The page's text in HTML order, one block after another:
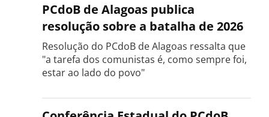
PCdoB de Alagoas publica
resolução sobre a batalha de 2026
Resolução do PCdoB de Alagoas ressalta que
"a tarefa dos comunistas é, como sempre foi,
estar ao lado do povo"